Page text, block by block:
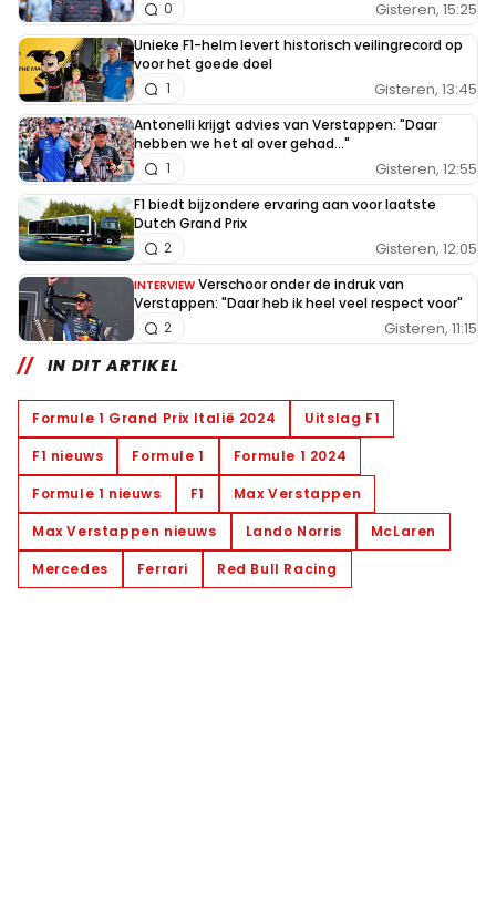
Gisteren, 15:25
0
Unieke F1-helm levert historisch veilingrecord op
voor het goede doel
Gisteren, 13:45
1
Antonelli krijgt advies van Verstappen: "Daar
hebben we het al over gehad..."
Gisteren, 12:55
1
F1 biedt bijzondere ervaring aan voor laatste
Dutch Grand Prix
Gisteren, 12:05
2
INTERVIEW Verschoor onder de indruk van
Verstappen: "Daar heb ik heel veel respect voor"
Gisteren, 11:15
2
IN DIT ARTIKEL
Formule 1 Grand Prix Italië 2024
Uitslag F1
F1 nieuws
Formule 1
Formule 1 2024
Formule 1 nieuws
F1
Max Verstappen
Max Verstappen nieuws
Lando Norris
McLaren
Mercedes
Ferrari Red Bull Racing